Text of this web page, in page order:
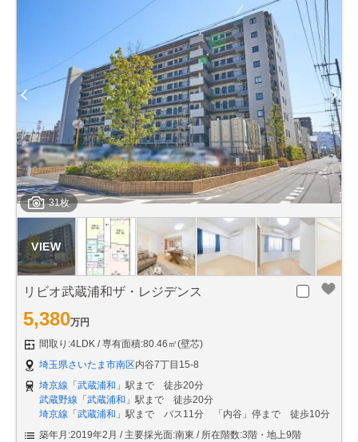
31枚
リビオ武蔵浦和ザ・レジデンス
5,380万円
間取り:4LDK
専有面積:80.46㎡(壁芯)
埼玉県さいたま市南区内谷7丁目15-8
埼京線 「 武蔵浦和 」駅まで 徒歩20分
武蔵野線 「 武蔵浦和 」駅まで 徒歩20分
埼京線 「 武蔵浦和 」駅まで バス11分 「内谷」停まで 徒歩10分
築年月:2019年2月
主要採光面:南東 所在階数:3階・地上9階